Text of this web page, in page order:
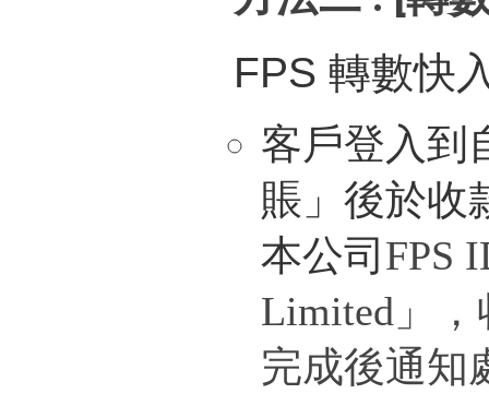
FPS 轉數快
客戶登入到
賬」後於收
本公司 FPS
Limited 」
完成後通知